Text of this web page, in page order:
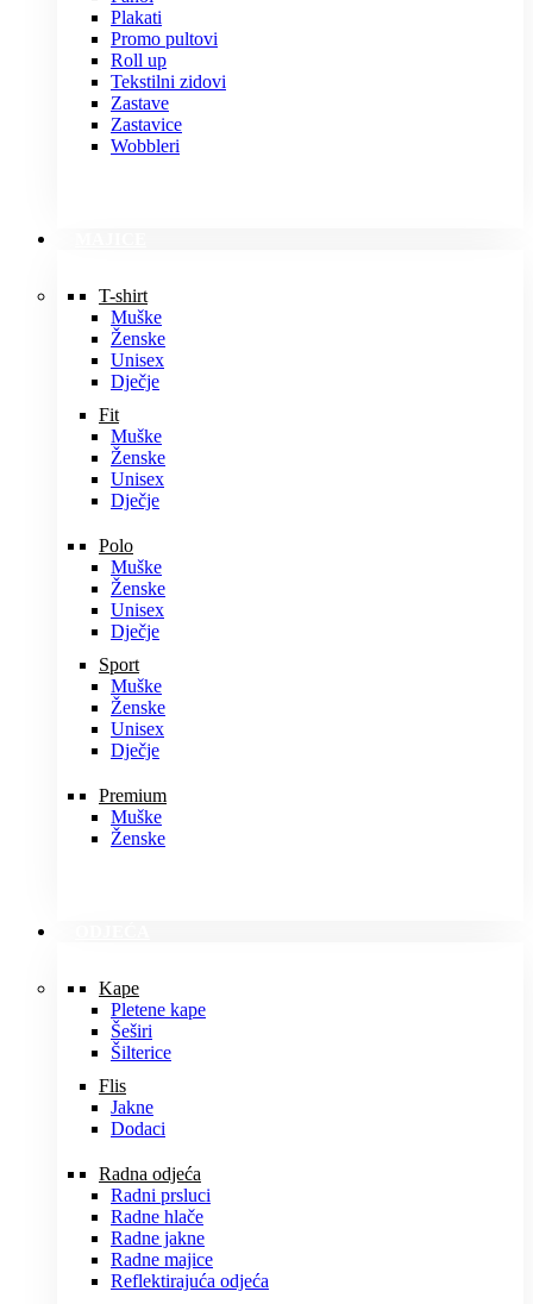
Plakati
Promo pultovi
Roll up
Tekstilni zidovi
Zastave
Zastavice
Wobbleri
T-shirt
Muške
Ženske
Unisex
Dječje
Fit
Muške
Ženske
Unisex
Dječje
Polo
Muške
Ženske
Unisex
Dječje
Sport
Muške
Ženske
Unisex
Dječje
Premium
Muške
Ženske
Kape
Pletene kape
Šeširi
Šilterice
Flis
Jakne
Dodaci
Radna odjeća
Radni prsluci
Radne hlače
Radne jakne
Radne majice
Reflektirajuća odjeća